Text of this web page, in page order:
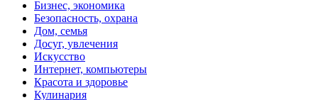
Бизнес, экономика
Безопасность, охрана
Дом, семья
Досуг, увлечения
Искусство
Интернет, компьютеры
Красота и здоровье
Кулинария